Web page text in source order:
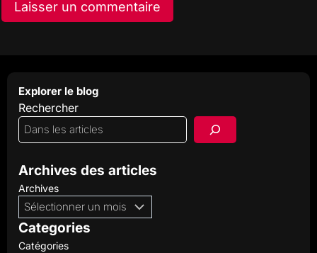
Explorer le blog
Rechercher
Archives des articles
Archives
Categories
Catégories